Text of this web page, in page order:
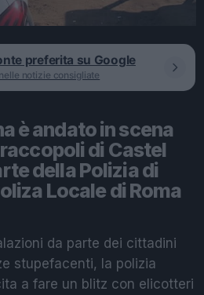
preferita su Google
notizie consigliate
è andato in scena
di Castel
della Polizia di
Locale di Roma
da parte dei cittadini
stupefacenti, la polizia
a fare un blitz con elicotteri